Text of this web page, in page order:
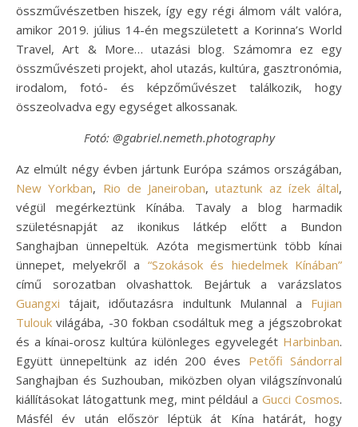
összművészetben hiszek, így egy régi álmom vált valóra,
amikor 2019. július 14-én megszületett a Korinna’s World
Travel, Art & More… utazási blog. Számomra ez egy
összművészeti projekt, ahol utazás, kultúra, gasztronómia,
irodalom, fotó- és képzőművészet találkozik, hogy
összeolvadva egy egységet alkossanak.
Fotó: @gabriel.nemeth.photography
Az elmúlt négy évben jártunk Európa számos országában,
New Yorkban, Rio de Janeiroban,utaztunk az ízek által,
végül megérkeztünk Kínába. Tavaly a blog harmadik
születésnapját az ikonikus látkép előtt a Bundon
Sanghajban ünnepeltük. Azóta megismertünk több kínai
ünnepet, melyekről a “Szokások és hiedelmek Kínában”
című sorozatban olvashattok. Bejártuk a varázslatos
Guangxi tájait, időutazásra indultunk Mulannal a Fujian
Tulouk világába, -30 fokban csodáltuk meg a jégszobrokat
és a kínai-orosz kultúra különleges egyvelegét Harbinban.
Együtt ünnepeltünk az idén 200 éves Petőfi Sándorral
Sanghajban és Suzhouban, miközben olyan világszínvonalú
kiállításokat látogattunk meg, mint például aGucci Cosmos.
Másfél év után először léptük át Kína határát, hogy